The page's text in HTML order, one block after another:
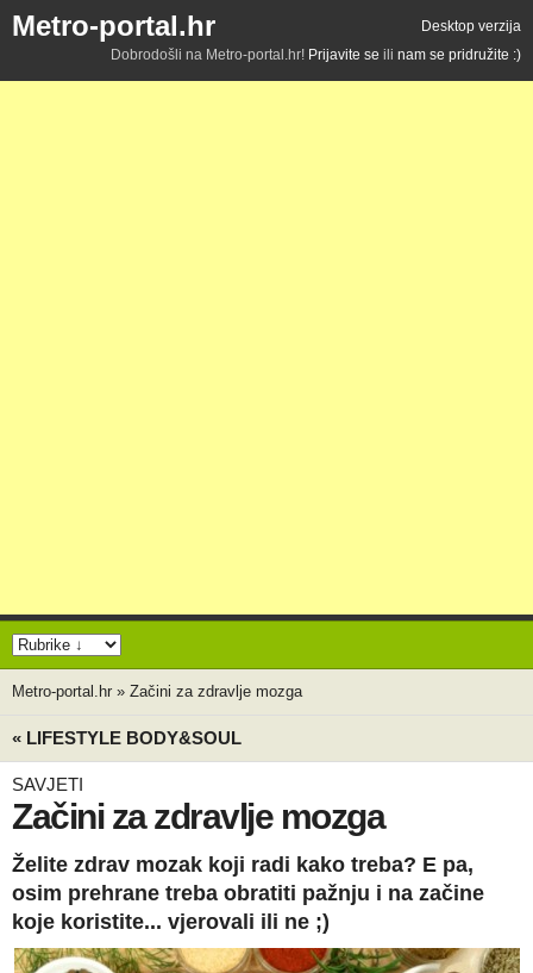
Metro-portal.hr
Desktop verzija
Dobrodošli na Metro-portal.hr! Prijavite se ili nam se pridružite :)
Metro-portal.hr » Začini za zdravlje mozga
« LIFESTYLE BODY&SOUL
SAVJETI
Začini za zdravlje mozga
Želite zdrav mozak koji radi kako treba? E pa,
osim prehrane treba obratiti pažnju i na začine
koje koristite... vjerovali ili ne ;)